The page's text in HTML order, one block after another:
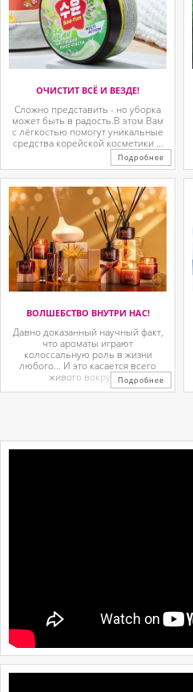
ОЧИСТИТ ВСЁ И ВЕЗДЕ!
Сложно представить - но уборка
может быть в радость.В этом Вам
с лёгкостью помогут уникальные
средства корейской косметики ...
Подробнее
ВОЛШЕБСТВО ВНУТРИ НАС!
Давно доказанный научный факт,
что ароматы играют
колоссальную роль в жизни
любого… И это касается всего
живого вокруг. ...Подробнее